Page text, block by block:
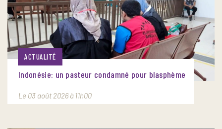
ACTUALITÉ
Indonésie: un pasteur condamné pour blasphème
Le 03 août 2026 à 11h00